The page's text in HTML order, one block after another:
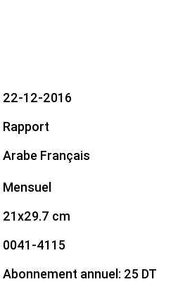
22-12-2016
Rapport
Arabe Français
Mensuel
21x29.7 cm
0041-4115
Abonnement annuel: 25 DT